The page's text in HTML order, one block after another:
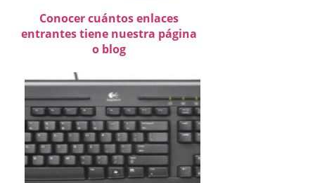
Conocer cuántos enlaces
entrantes tiene nuestra página
o blog